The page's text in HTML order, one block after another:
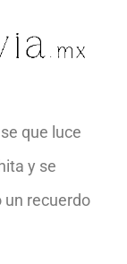
que luce
y se
un recuerdo